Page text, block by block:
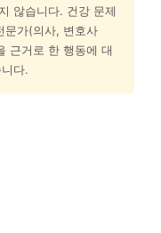
않습니다. 건강 문제
문가(의사, 변호사
근거로 한 행동에 대
다.